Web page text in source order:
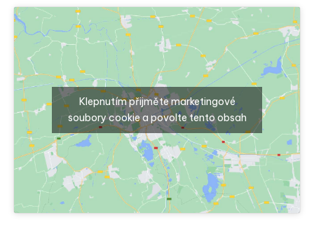
Klepnutím přijměte marketingové
soubory cookie a povolte tento obsah